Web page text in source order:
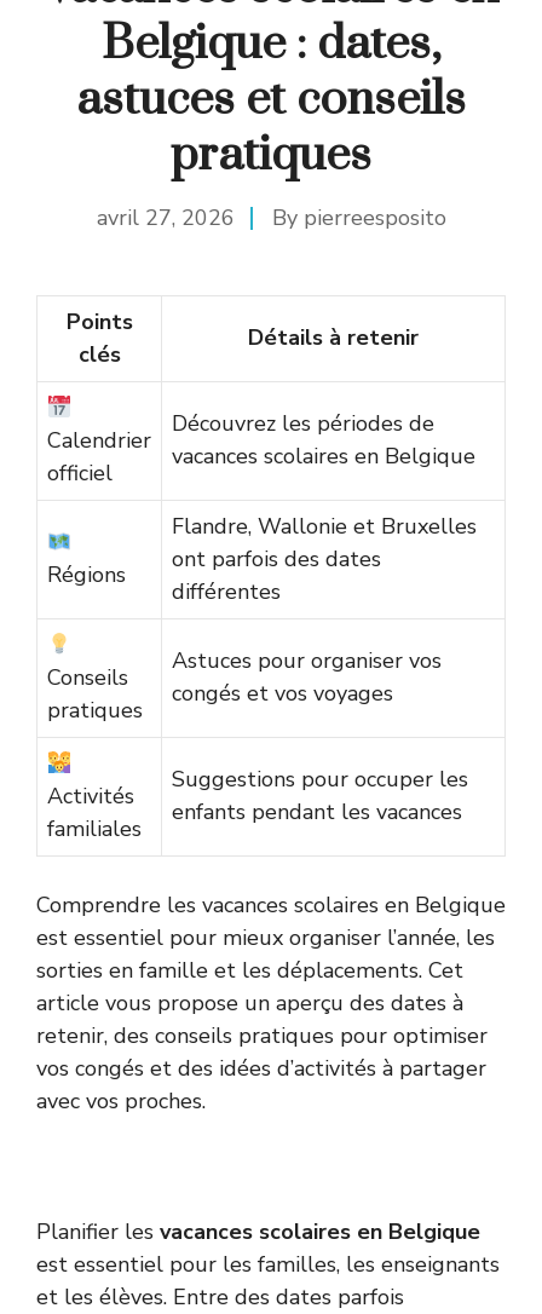
Belgique : dates,
astuces et conseils
pratiques
avril 27, 2026 By pierreesposito
Points
clés
Détails à retenir
Calendrier
officiel
Découvrez les périodes de
vacances scolaires en Belgique
Régions
Flandre, Wallonie et Bruxelles
ont parfois des dates
différentes
Conseils
pratiques
Astuces pour organiser vos
congés et vos voyages
Activités
familiales
Suggestions pour occuper les
enfants pendant les vacances
Comprendre les vacances scolaires en Belgique
est essentiel pour mieux organiser l’année, les
sorties en famille et les déplacements. Cet
article vous propose un aperçu des dates à
retenir, des conseils pratiques pour optimiser
vos congés et des idées d’activités à partager
avec vos proches.
Planifier les vacances scolaires en Belgique
est essentiel pour les familles, les enseignants
et les élèves. Entre des dates parfois